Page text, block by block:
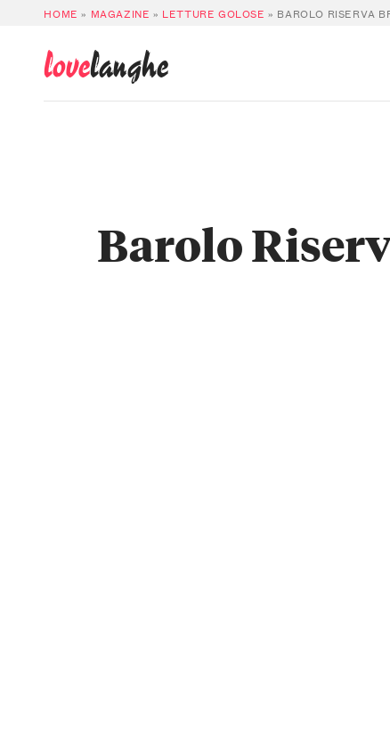
HOME » MAGAZINE » LETTURE GOLOSE » BAROLO RISERVA
lovelanghe
Barolo